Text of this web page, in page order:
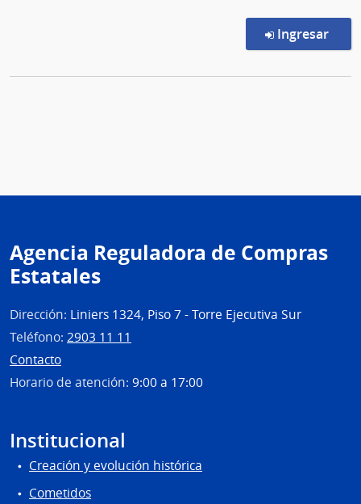
Ingresar
Agencia Reguladora de Compras
Estatales
Dirección: Liniers 1324, Piso 7 - Torre Ejecutiva Sur
Teléfono: 2903 11 11
Contacto
Horario de atención: 9:00 a 17:00
Institucional
Creación y evolución histórica
Cometidos